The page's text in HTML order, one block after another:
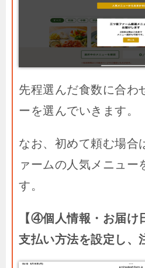
先程選んだ食数に合わ
ーを選んでいきます。
なお、初めて頼む場合
ァームの人気メニュー
す。
【④個人情報・お届け
支払い方法を設定し、